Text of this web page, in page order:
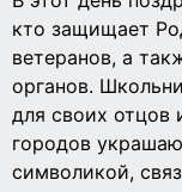
кто защищает
ветеранов, а
органов.
для своих отцов
городов
символикой,